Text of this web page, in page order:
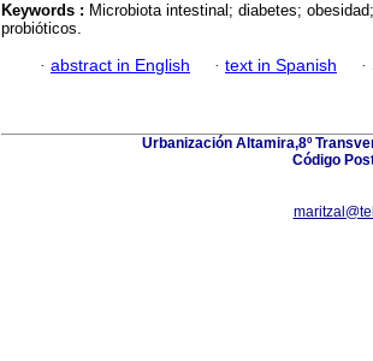
Keywords : Microbiota intestinal; diabetes;
probióticos.
· abstract in English · text in Spanish ·
Urbanización Altamira,8º
Código